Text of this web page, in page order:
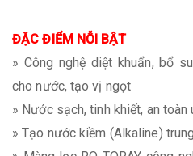
ĐẶC ĐIỂM NỖI BẬT
» Công nghệ diệt khuẩn, bổ
cho nước, tạo vị ngọt
» Nước sạch, tinh khiết, an
» Tạo nước kiềm (Alkaline)